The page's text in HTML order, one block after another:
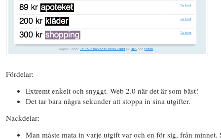
Fördelar:
Extremt enkelt och snyggt. Web 2.0 när det är som bäst!
Det tar bara några sekunder att stoppa in sina utgifter.
Nackdelar:
Man måste mata in varje utgift var och en för sig, från minnet.